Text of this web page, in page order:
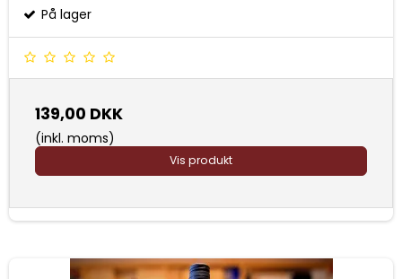
På lager
139,00 DKK
(inkl. moms)
Vis produkt